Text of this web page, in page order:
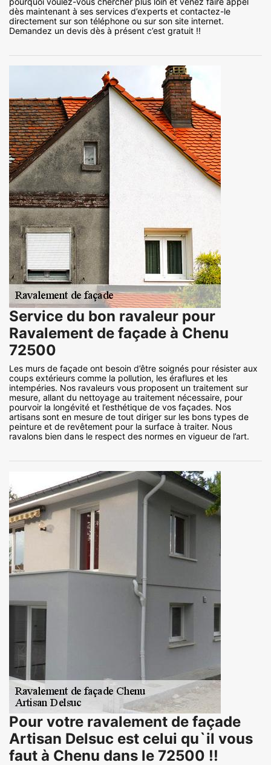
dès maintenant à ses services d’experts et contactez-le
directement sur son téléphone ou sur son site internet.
Demandez un devis dès à présent c’est gratuit !!
Service du bon ravaleur pour
Ravalement de façade à Chenu
72500
Les murs de façade ont besoin d’être soignés pour résister aux
coups extérieurs comme la pollution, les éraflures et les
intempéries. Nos ravaleurs vous proposent un traitement sur
mesure, allant du nettoyage au traitement nécessaire, pour
pourvoir la longévité et l’esthétique de vos façades. Nos
artisans sont en mesure de tout diriger sur les bons types de
peinture et de revêtement pour la surface à traiter. Nous
ravalons bien dans le respect des normes en vigueur de l’art.
Pour votre ravalement de façade
Artisan Delsuc est celui qu`il vous
faut à Chenu dans le 72500 !!